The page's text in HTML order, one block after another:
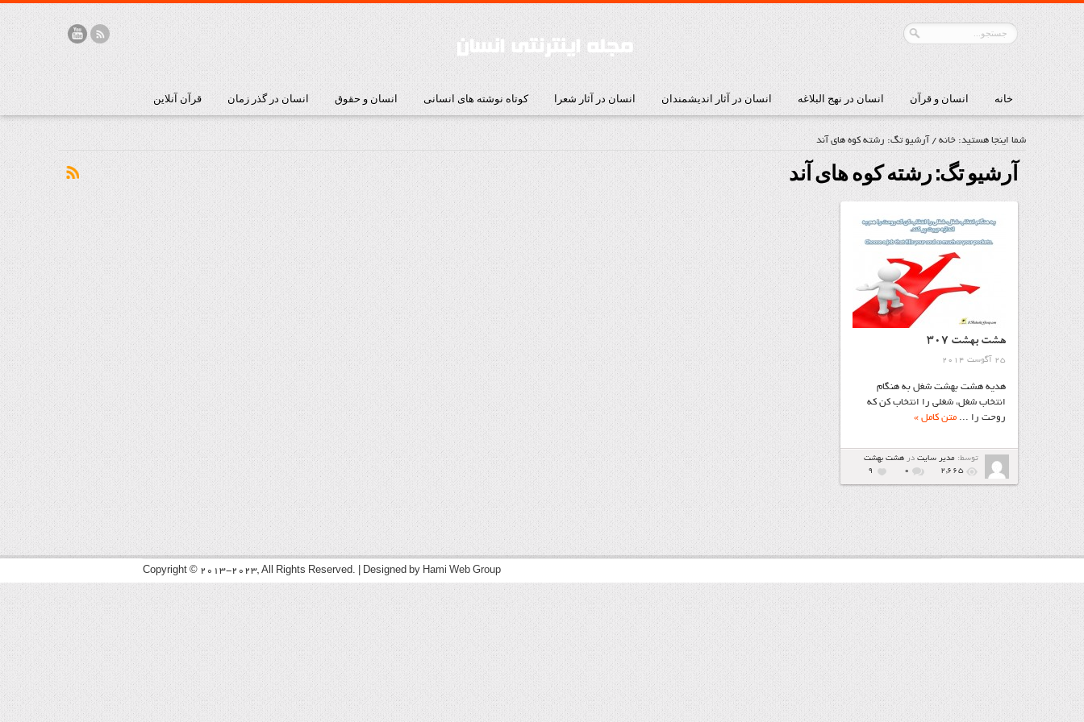
خانه انسان و قرآن انسان در نهج البلاغه انسان در آثار اندیشمندان انسان در آثار شعرا کوتاه نوشته های انسانی انسان و حقوق انسان در گذر زمان قرآن آنلاین
شما اینجا هستید: خانه / آرشیو تگ: رشته کوه های آند
آرشیو تگ:رشته کوه های آند
هشت بهشت ۳۰۷
25 آگوست 2014
هدیه هشت بهشت شغل به هنگام
انتخاب شغل، شغلی را انتخاب کن که
روحت را ... متن کامل »
توسط: مدیر سایت در هشت بهشت
2,665
۰ 9
Copyright © 2013-2023, All Rights Reserved. | Designed by Hami Web Group